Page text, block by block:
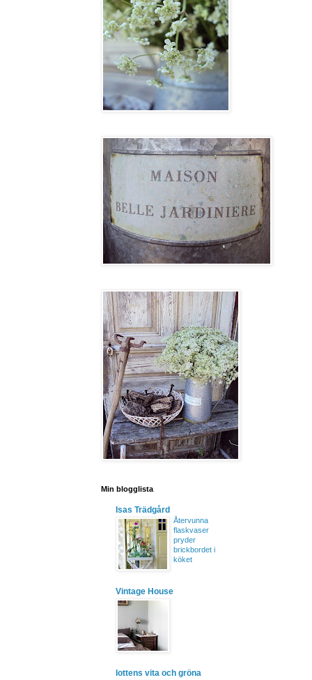
Min blogglista
Isas Trädgård
Återvunna
flaskvaser
pryder
brickbordet i
köket
Vintage House
lottens vita och gröna